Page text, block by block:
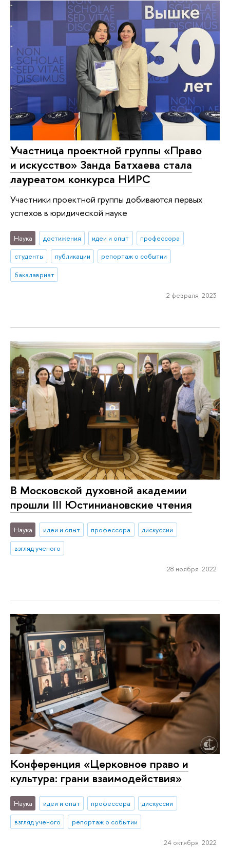
Участница проектной группы «Право
и искусство» Занда Батхаева стала
лауреатом конкурса НИРС
Участники проектной группы добиваются первых
успехов в юридической науке
Наука достижения идеи и опыт
профессора
студенты
публикации
репортаж о событии
бакалавриат
2 февраля 2023
В Московской духовной академии
прошли III Юстиниановские чтения
Наука идеи и опыт профессора
дискуссии
взгляд ученого
28 ноября 2022
Конференция «Церковное право и
культура: грани взаимодействия»
Наука идеи и опыт профессора
дискуссии
взгляд ученого
репортаж о событии
24 октября 2022